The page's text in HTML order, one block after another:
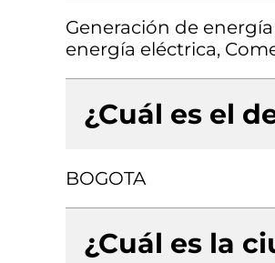
Generación de
energía eléctrica,
¿Cuál es el
BOGOTA
¿Cuál es la